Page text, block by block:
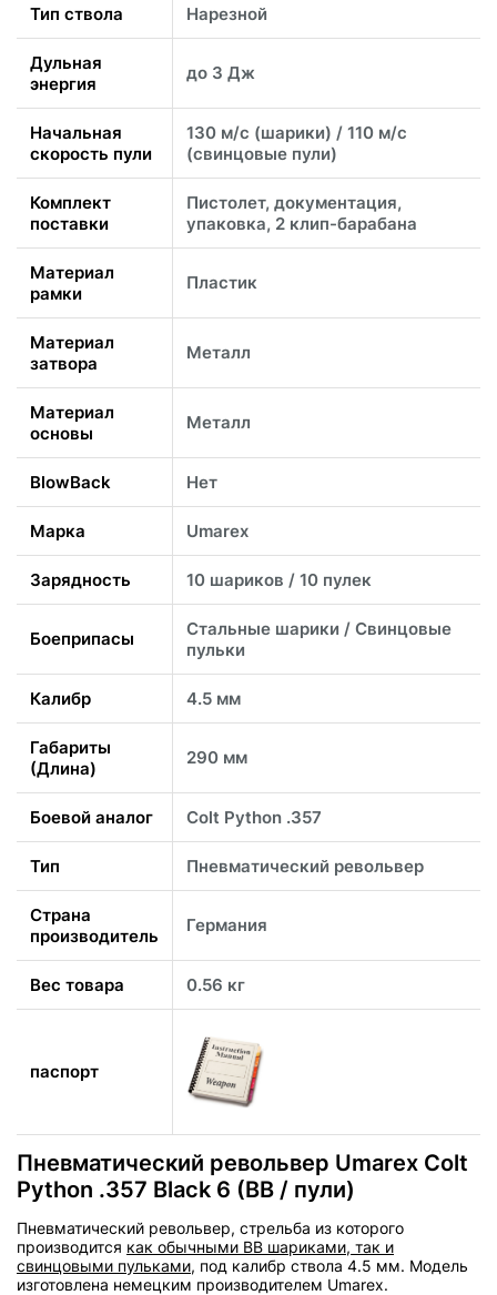
Тип ствола Нарезной
Дульная
энергия
до 3 Дж
Начальная
скорость пули
130 м/с (шарики) / 110 м/с
(свинцовые пули)
Комплект
поставки
Пистолет, документация,
упаковка, 2 клип-барабана
Материал
рамки
Пластик
Материал
затвора
Металл
Материал
основы
Металл
BlowBack Нет
Марка Umarex
Зарядность 10 шариков / 10 пулек
Боеприпасы
Стальные шарики / Свинцовые
пульки
Калибр 4.5 мм
Габариты
(Длина)
290 мм
Боевой аналог Colt Python .357
Тип Пневматический револьвер
Страна
производитель
Германия
Вес товара 0.56 кг
паспорт
Пневматический револьвер Umarex Colt
Python .357 Black 6 (BB / пули)
Пневматический револьвер, стрельба из которого
производится как обычными BB шариками, так и
свинцовыми пульками, под калибр ствола 4.5 мм. Модель
изготовлена немецким производителем Umarex.